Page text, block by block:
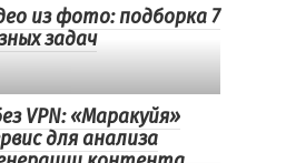
из фото: подборка 7
задач
VPN: «Маракуйя»
для анализа